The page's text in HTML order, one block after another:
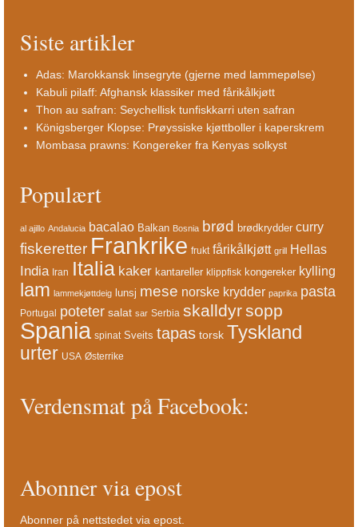
Siste artikler
Adas: Marokkansk linsegryte (gjerne med lammepølse)
Kabuli pilaff: Afghansk klassiker med fårikålkjøtt
Thon au safran: Seychellisk tunfiskkarri uten safran
Königsberger Klopse: Prøyssiske kjøttboller i kaperskrem
Mombasa prawns: Kongereker fra Kenyas solkyst
Populært
al ajillo Andalucia bacalao Balkan Bosnia brød brødkrydder curry
fiskeretter Frankrike frukt fårikålkjøtt grill Hellas
India Iran Italia kaker kantareller klippfisk kongereker kylling
lam lammekjøttdeig lunsj mese norske krydder paprika pasta
Portugal poteter salat sar Serbia skalldyrsopp
Spania spinat Sveits tapas torsk Tyskland
urter USA Østerrike
Verdensmat på Facebook:
Abonner via epost
Abonner på nettstedet via epost.